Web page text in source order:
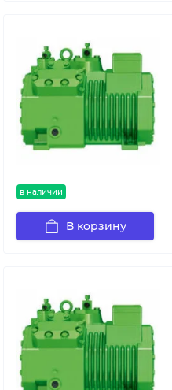
в наличии
В корзину